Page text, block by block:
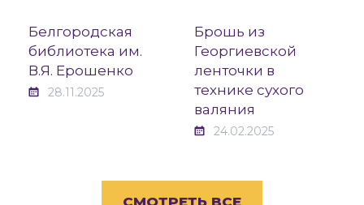
Белгородская
библиотека им.
В.Я. Ерошенко
28.11.2025
Брошь из
Георгиевской
ленточки в
технике сухого
валяния
24.02.2025